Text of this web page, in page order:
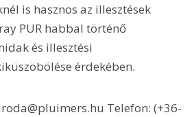
is hasznos az illesztések
PUR habbal történő
és illesztési
érdekében.
Telefon: (+36-